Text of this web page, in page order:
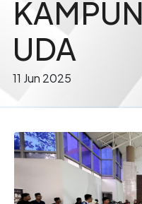
UDA
11 Jun 2025